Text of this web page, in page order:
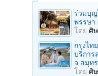
ร่วมบุญ
พรรษา
โดย ศิ
กรุงไ
บริการ
จ.สมุท
โดย ศิ